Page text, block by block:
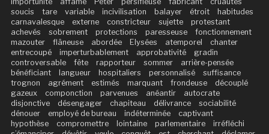
soucis
tare variable incivilisation balayer étroit
habitudes
carnavalesque
externe constricteur sujette
protestant
achevés
sobrement protections paresseuse
fonctionnement
mazouter
flâneuse abordée Elysées atemporel
chanter
entrecoupé
imperturbablement approbativité
gradin
controversable
fête rapporteur sommer
arrière-pensée
bénéficiant
langueur hospitaliers personnalisé
suffisance
trognon
agrément estimés marquant frondeuse
découplé
gazeux
componction parvenues anéantir
autocrate
disjonctive
désengager chapiteau délivrance
sociabilité
dénouer
employé de bureau indéterminée
captivant
hypothèse
compromettre lointaine parlementaire
irréfléchi